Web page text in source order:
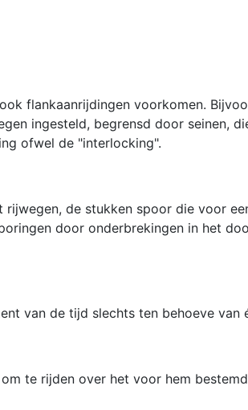
flankaanrijdingen voorkomen.
ingesteld, begrensd door seinen,
ofwel de "interlocking".
de stukken spoor die voor
door onderbrekingen in het
van de tijd slechts ten behoeve
te rijden over het voor hem